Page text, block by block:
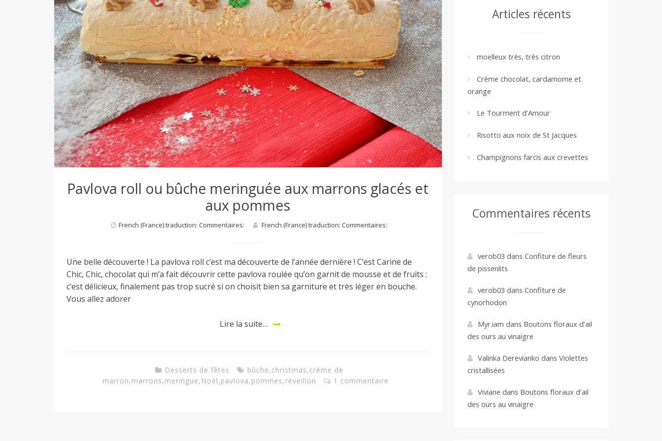
d
e
d
e
M
n
Pavlova roll ou bûche meringuée aux marrons glacés et
aux pommes
French (France) traduction: Commentaires: French (France) traduction: Commentaires:
Une belle découverte ! La pavlova roll c’est ma découverte de l’année dernière ! C’est Carine de
Chic, Chic, chocolat qui m’a fait découvrir cette pavlova roulée qu’on garnit de mousse et de fruits :
c’est délicieux, finalement pas trop sucré si on choisit bien sa garniture et très léger en bouche.
Vous allez adorer
Lire la suite…
Desserts de fêtes bûche,christmas,crème de
marron,marrons,meringue, Noël,pavlova,pommes,réveillon 1 commentaire
Articles récents
moelleux très, très citron
Crème chocolat, cardamome et
orange
Le Tourment d’Amour
Risotto aux noix de St Jacques
Champignons farcis aux crevettes
Commentaires récents
verob03 dans Confiture de fleurs
de pissenlits
verob03 dans Confiture de
cynorhodon
Myr.iam dans Boutons floraux d’ail
des ours au vinaigre
Valinka Derevianko dans Violettes
cristallisées
Viviane dans Boutons floraux d’ail
des ours au vinaigre